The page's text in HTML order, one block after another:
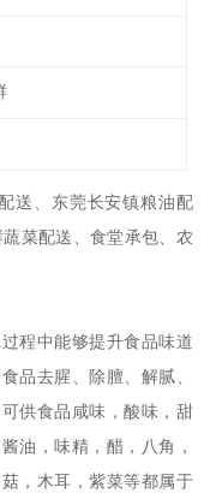
送、东莞长安镇粮油配
菜配送、食堂承包、农
程中能够提升食品味道
品去腥、除膻、解腻、
供食品咸味，酸味，甜
油，味精，醋，八角，
，木耳，紫菜等都属于